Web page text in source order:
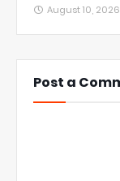
August 10, 2026
Post a